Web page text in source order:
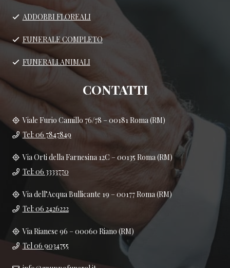
ADDOBBI FLOREALI
FUNERALE COMPLETO
FUNERALI ANIMALI
CONTATTI
Viale Furio Camillo 76/78 – 00181 Roma (RM)
Tel: 06 7847849
Via Orti della Farnesina 12C – 00135 Roma (RM)
Tel: 06 3333770
Via dell’Acqua Bullicante 19 – 00177 Roma (RM)
Tel: 06 2426222
Via Rianese 96 – 00060 Riano (RM)
Tel 06 9034755